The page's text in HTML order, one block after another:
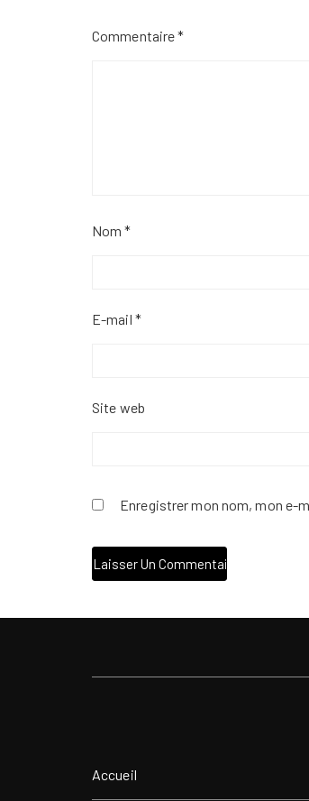
Commentaire*
Nom*
E-mail *
Site web
Enregistrer mon nom, mon e-
Accueil